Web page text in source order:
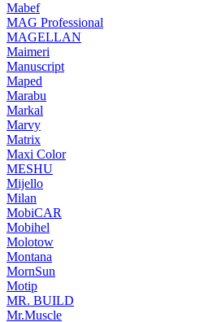
Mabef
MAG Professional
MAGELLAN
Maimeri
Manuscript
Maped
Marabu
Markal
Marvy
Matrix
Maxi Color
MESHU
Mijello
Milan
MobiCAR
Mobihel
Molotow
Montana
MornSun
Motip
MR. BUILD
Mr.Muscle